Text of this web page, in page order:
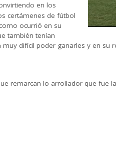
en los
certámenes de fútbol
ocurrió en su
también tenían
difícil poder ganarles y en su
remarcan lo arrollador que fue